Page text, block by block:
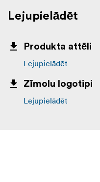
Lejupielādēt
Produkta attēli
Lejupielādēt
Zīmolu logotipi
Lejupielādēt